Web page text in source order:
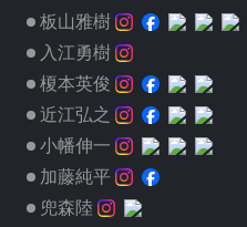
板山雅樹
入江勇樹
榎本英俊
近江弘之
小幡伸一
加藤純平
兜森陸